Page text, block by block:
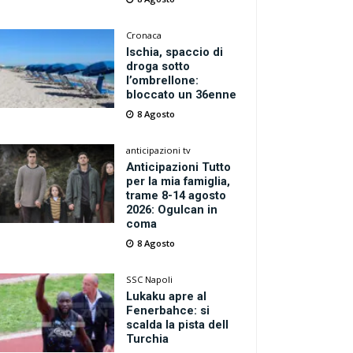
Cronaca
Ischia, spaccio di
droga sotto
l’ombrellone:
bloccato un 36enne
8 Agosto
anticipazioni tv
Anticipazioni Tutto
per la mia famiglia,
trame 8-14 agosto
2026: Ogulcan in
coma
8 Agosto
SSC Napoli
Lukaku apre al
Fenerbahce: si
scalda la pista dell
Turchia